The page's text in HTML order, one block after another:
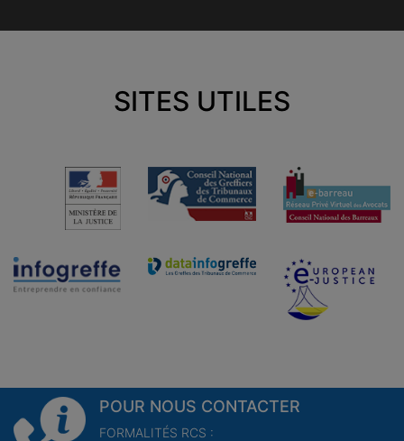
SITES UTILES
POUR NOUS CONTACTER
FORMALITÉS RCS :